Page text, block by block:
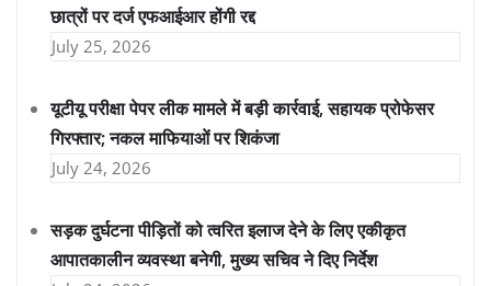
छात्रों पर दर्ज एफआईआर होंगी रद्द
July 25, 2026
यूटीयू परीक्षा पेपर लीक मामले में बड़ी कार्रवाई, सहायक प्रोफेसर
गिरफ्तार; नकल माफियाओं पर शिकंजा
July 24, 2026
सड़क दुर्घटना पीड़ितों को त्वरित इलाज देने के लिए एकीकृत
आपातकालीन व्यवस्था बनेगी, मुख्य सचिव ने दिए निर्देश